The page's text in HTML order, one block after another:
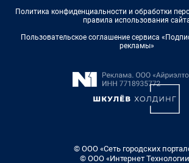
Политика конфиденциальности и обработки
правила использования
Пользовательское соглашение сервиса
рекламы»
© ООО «Сеть городских
© ООО «Интернет